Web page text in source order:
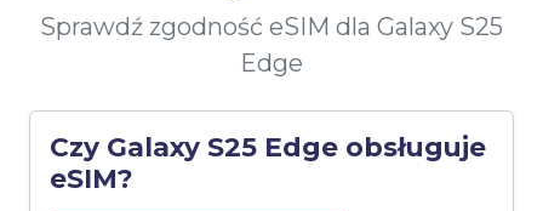
Sprawdź zgodność eSIM dla Galaxy S25
Edge
Czy Galaxy S25 Edge obsługuje
eSIM?